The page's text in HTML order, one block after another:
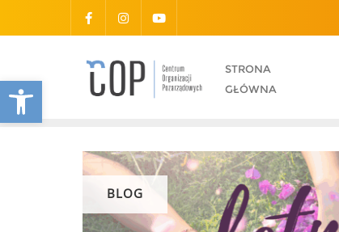
Otwórz pasek narzędzi
STRONA
GŁÓWNA
BLOG